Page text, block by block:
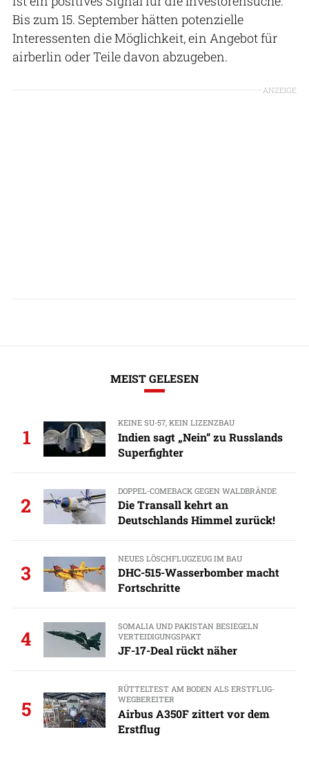
Bis zum 15. September hätten potenzielle
Interessenten die Möglichkeit, ein Angebot für
airberlin oder Teile davon abzugeben.
ANZEIGE
MEIST GELESEN
1
KEINE SU-57, KEIN LIZENZBAU
Indien sagt „Nein“ zu Russlands
Superfighter
2
DOPPEL-COMEBACK GEGEN WALDBRÄNDE
Die Transall kehrt an
Deutschlands Himmel zurück!
3
NEUES LÖSCHFLUGZEUG IM BAU
DHC-515-Wasserbomber macht
Fortschritte
4
SOMALIA UND PAKISTAN BESIEGELN
VERTEIDIGUNGSPAKT
JF-17-Deal rückt näher
5
RÜTTELTEST AM BODEN ALS ERSTFLUG-
WEGBEREITER
Airbus A350F zittert vor dem
Erstflug